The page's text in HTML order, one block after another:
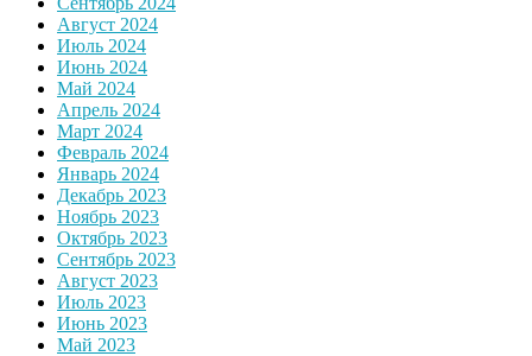
Август 2024
Июль 2024
Июнь 2024
Май 2024
Апрель 2024
Март 2024
Февраль 2024
Январь 2024
Декабрь 2023
Ноябрь 2023
Октябрь 2023
Сентябрь 2023
Август 2023
Июль 2023
Июнь 2023
Май 2023